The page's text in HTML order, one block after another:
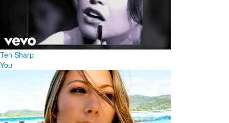
Ten Sharp
You